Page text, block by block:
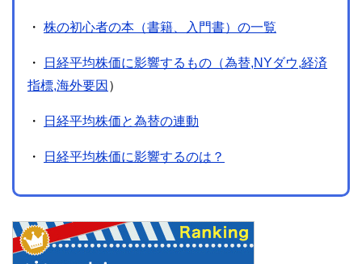
・ 株の初心者の本（書籍、入門書）の一覧
・
日経平均株価に影響するもの（為替,NYダウ,経済
指標,海外要因 ）
・ 日経平均株価と為替の連動
・ 日経平均株価に影響するのは？